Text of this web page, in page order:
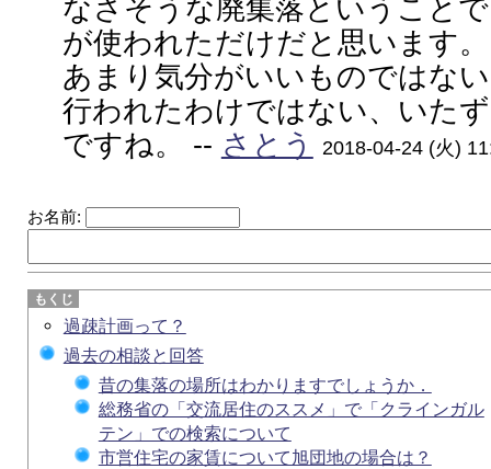
なさそうな廃集落ということ
が使われただけだと思います。
あまり気分がいいものではな
行われたわけではない、いた
ですね。 -- さとう 2018-04-24 (火)
お名前:
過疎計画って？
過去の相談と回答
昔の集落の場所はわかりますでしょうか．
総務省の「交流居住のススメ」で「クラインガル
テン」での検索について
市営住宅の家賃について旭団地の場合は？